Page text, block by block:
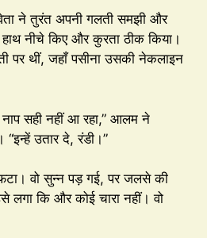
ने तुरंत अपनी गलती समझी और
नीचे किए और कुरता ठीक किया।
पर थीं, जहाँ पसीना उसकी नेकलाइन
सही नहीं आ रहा,” आलम ने
उतार दे, रंडी।”
वो सुन्न पड़ गई, पर जलसे की
लगा कि और कोई चारा नहीं। वो